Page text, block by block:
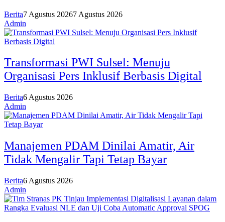
Berita7 Agustus 20267 Agustus 2026
Admin
Transformasi PWI Sulsel: Menuju
Organisasi Pers Inklusif Berbasis Digital
Berita6 Agustus 2026
Admin
Manajemen PDAM Dinilai Amatir, Air
Tidak Mengalir Tapi Tetap Bayar
Berita6 Agustus 2026
Admin